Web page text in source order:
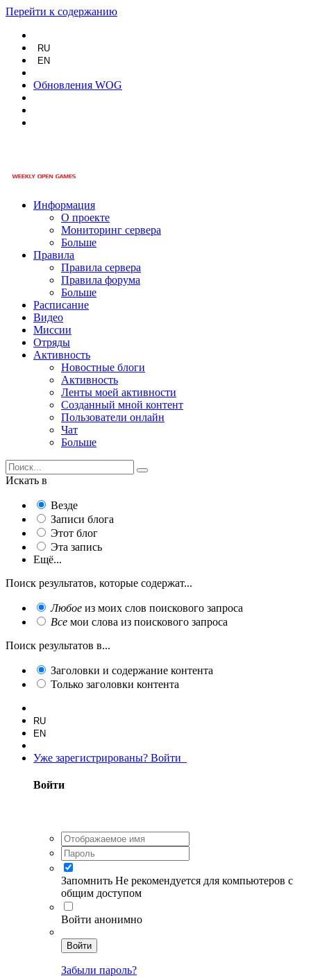
Перейти к содержанию
RU
EN
Обновления WOG
Информация
О проекте
Мониторинг сервера
Больше
Правила
Правила сервера
Правила форума
Больше
Расписание
Видео
Миссии
Отряды
Активность
Новостные блоги
Активность
Ленты моей активности
Созданный мной контент
Пользователи онлайн
Чат
Больше
Искать в
Везде
Записи блога
Этот блог
Эта запись
Ещё...
Поиск результатов, которые содержат...
Любое из моих слов поискового запроса
Все мои слова из поискового запроса
Поиск результатов в...
Заголовки и содержание контента
Только заголовки контента
RU
EN
Уже зарегистрированы? Войти
Войти
Запомнить Не рекомендуется для компьютеров с
общим доступом
Войти анонимно
Войти
Забыли пароль?